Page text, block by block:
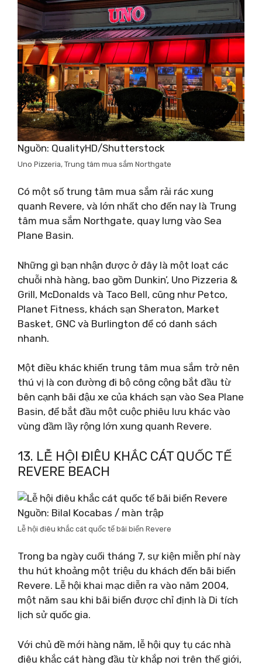
Nguồn: QualityHD/Shutterstock
Uno Pizzeria, Trung tâm mua sắm Northgate
Có một số trung tâm mua sắm rải rác xung
quanh Revere, và lớn nhất cho đến nay là Trung
tâm mua sắm Northgate, quay lưng vào Sea
Plane Basin.
Những gì bạn nhận được ở đây là một loạt các
chuỗi nhà hàng, bao gồm Dunkin’, Uno Pizzeria &
Grill, McDonalds và Taco Bell, cũng như Petco,
Planet Fitness, khách sạn Sheraton, Market
Basket, GNC và Burlington để có danh sách
nhanh.
Một điều khác khiến trung tâm mua sắm trở nên
thú vị là con đường đi bộ công cộng bắt đầu từ
bên cạnh bãi đậu xe của khách sạn vào Sea Plane
Basin, để bắt đầu một cuộc phiêu lưu khác vào
vùng đầm lầy rộng lớn xung quanh Revere.
13. LỄ HỘI ĐIÊU KHẮC CÁT QUỐC TẾ
REVERE BEACH
Nguồn: Bilal Kocabas / màn trập
Lễ hội điêu khắc cát quốc tế bãi biển Revere
Trong ba ngày cuối tháng 7, sự kiện miễn phí này
thu hút khoảng một triệu du khách đến bãi biển
Revere. Lễ hội khai mạc diễn ra vào năm 2004,
một năm sau khi bãi biển được chỉ định là Di tích
lịch sử quốc gia.
Với chủ đề mới hàng năm, lễ hội quy tụ các nhà
điêu khắc cát hàng đầu từ khắp nơi trên thế giới,